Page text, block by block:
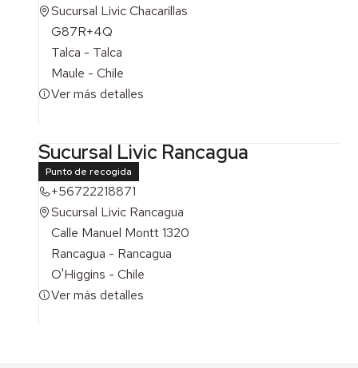
Sucursal Livic Chacarillas
G87R+4Q
Talca - Talca
Maule - Chile
Ver más detalles
Sucursal Livic Rancagua
Punto de recogida
+56722218871
Sucursal Livic Rancagua
Calle Manuel Montt 1320
Rancagua - Rancagua
O'Higgins - Chile
Ver más detalles